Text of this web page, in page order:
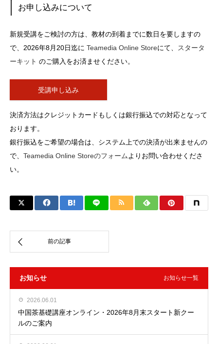
お申し込みについて
新規受講をご検討の方は、教材の到着までに数日を要しますの
で、2026年8月20日迄に Teamedia Online Storeにて、
スタータ
ーキット のご購入をお済ませください。
受講申し込み
決済方法はクレジットカードもしくは銀行振込での対応となって
おります。
銀行振込をご希望の場合は、システム上での決済が出来ませんの
で、 Teamedia Online Storeのフォームよりお問い合わせくださ
い。
お知らせ お知らせ一覧
2026.06.01
中国茶基礎講座オンライン・2026年8月末スタート新クー
ルのご案内